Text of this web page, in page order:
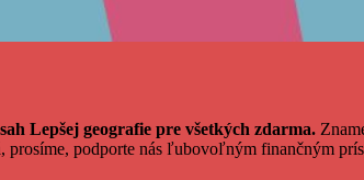
Lepšej geografie pre všetkých zdarma.
prosíme, podporte nás ľubovoľným finančným